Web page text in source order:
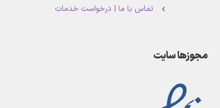
تماس با ما | درخواست خدمات
مجوزها سایت